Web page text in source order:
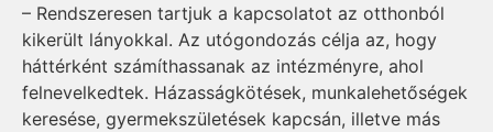
– Rendszeresen tartjuk a kapcsolatot az otthonból
kikerült lányokkal. Az utógondozás célja az, hogy
háttérként számíthassanak az intézményre, ahol
felnevelkedtek. Házasságkötések, munkalehetőségek
keresése, gyermekszületések kapcsán, illetve más